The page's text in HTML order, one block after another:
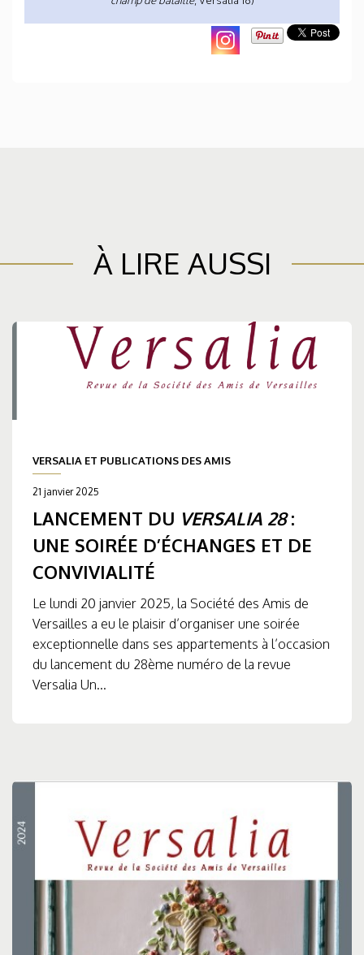
À LIRE AUSSI
VERSALIA ET PUBLICATIONS DES AMIS
21 janvier 2025
LANCEMENT DU VERSALIA 28:
UNE SOIRÉE D’ÉCHANGES ET DE
CONVIVIALITÉ
Le lundi 20 janvier 2025, la Société des Amis de
Versailles a eu le plaisir d’organiser une soirée
exceptionnelle dans ses appartements à l’occasion
du lancement du 28ème numéro de la revue
Versalia Un...